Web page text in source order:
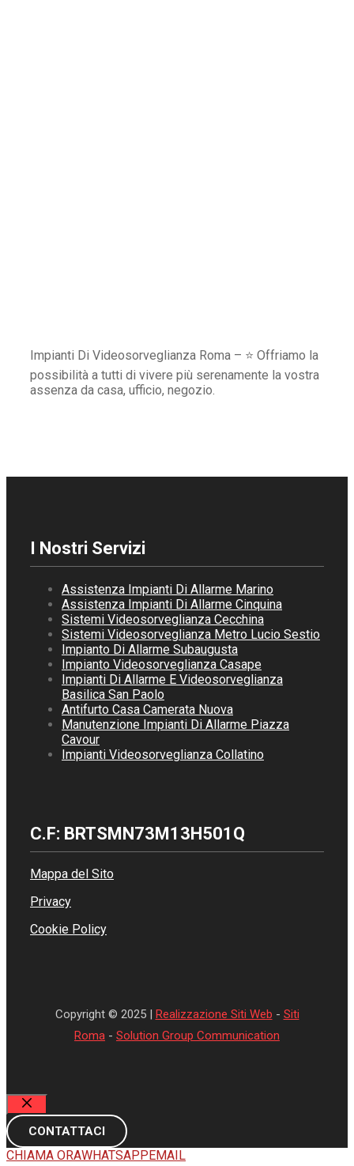
Impianti Di Videosorveglianza Roma – ⭐ Offriamo la
possibilità a tutti di vivere più serenamente la vostra
assenza da casa, ufficio, negozio.
I Nostri Servizi
Assistenza Impianti Di Allarme Marino
Assistenza Impianti Di Allarme Cinquina
Sistemi Videosorveglianza Cecchina
Sistemi Videosorveglianza Metro Lucio Sestio
Impianto Di Allarme Subaugusta
Impianto Videosorveglianza Casape
Impianti Di Allarme E Videosorveglianza
Basilica San Paolo
Antifurto Casa Camerata Nuova
Manutenzione Impianti Di Allarme Piazza
Cavour
Impianti Videosorveglianza Collatino
C.F: BRTSMN73M13H501Q
Mappa del Sito
Privacy
Cookie Policy
Copyright © 2025 | Realizzazione Siti Web - Siti
Roma - Solution Group Communication
Chiudi
CONTATTACI
CHIAMA ORAWHATSAPPEMAIL